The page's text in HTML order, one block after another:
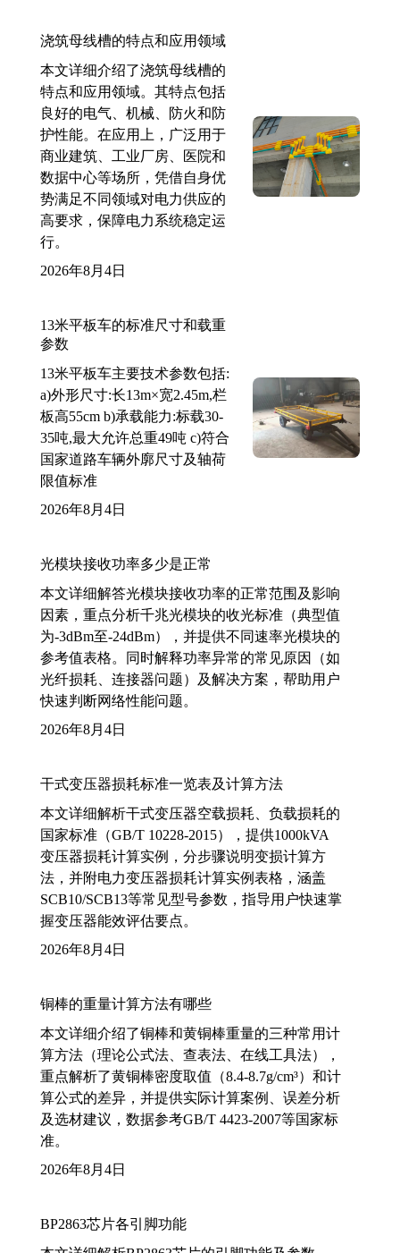
浇筑母线槽的特点和应用领域
本文详细介绍了浇筑母线槽的
特点和应用领域。其特点包括
良好的电气、机械、防火和防
护性能。在应用上，广泛用于
商业建筑、工业厂房、医院和
数据中心等场所，凭借自身优
势满足不同领域对电力供应的
高要求，保障电力系统稳定运
行。
2026年8月4日
13米平板车的标准尺寸和载重
参数
13米平板车主要技术参数包括:
a)外形尺寸:长13m×宽2.45m,栏
板高55cm b)承载能力:标载30-
35吨,最大允许总重49吨 c)符合
国家道路车辆外廓尺寸及轴荷
限值标准
2026年8月4日
光模块接收功率多少是正常
本文详细解答光模块接收功率的正常范围及影响
因素，重点分析千兆光模块的收光标准（典型值
为-3dBm至-24dBm），并提供不同速率光模块的
参考值表格。同时解释功率异常的常见原因（如
光纤损耗、连接器问题）及解决方案，帮助用户
快速判断网络性能问题。
2026年8月4日
干式变压器损耗标准一览表及计算方法
本文详细解析干式变压器空载损耗、负载损耗的
国家标准（GB/T 10228-2015），提供1000kVA
变压器损耗计算实例，分步骤说明变损计算方
法，并附电力变压器损耗计算实例表格，涵盖
SCB10/SCB13等常见型号参数，指导用户快速掌
握变压器能效评估要点。
2026年8月4日
铜棒的重量计算方法有哪些
本文详细介绍了铜棒和黄铜棒重量的三种常用计
算方法（理论公式法、查表法、在线工具法），
重点解析了黄铜棒密度取值（8.4-8.7g/cm³）和计
算公式的差异，并提供实际计算案例、误差分析
及选材建议，数据参考GB/T 4423-2007等国家标
准。
2026年8月4日
BP2863芯片各引脚功能